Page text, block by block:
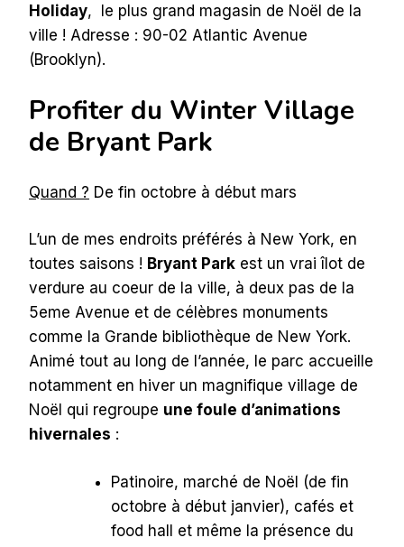
Holiday, le plus grand magasin de Noël de la
ville ! Adresse : 90-02 Atlantic Avenue
(Brooklyn).
Profiter du Winter Village
de Bryant Park
Quand ? De fin octobre à début mars
L’un de mes endroits préférés à New York, en
toutes saisons ! Bryant Park est un vrai îlot de
verdure au coeur de la ville, à deux pas de la
5eme Avenue et de célèbres monuments
comme la Grande bibliothèque de New York.
Animé tout au long de l’année, le parc accueille
notamment en hiver un magnifique village de
Noël qui regroupe une foule d’animations
hivernales :
Patinoire, marché de Noël (de fin
octobre à début janvier), cafés et
food hall et même la présence du